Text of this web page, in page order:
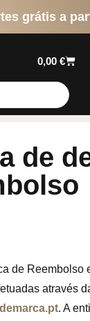
grátis a
0,00 €
de
de Reembolso
através
. A